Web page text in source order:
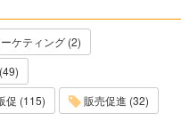
ケティング (2)
促 (115) 販売促進 (32)